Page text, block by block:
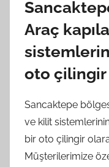
Araç
oto çilingir
Sancaktepe
ve kilit
bir oto çilingir
Müşterilerimize